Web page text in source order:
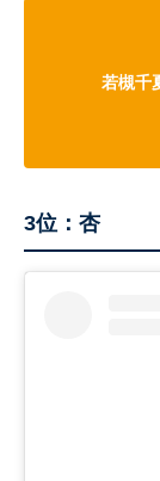
若槻千
3位：杏